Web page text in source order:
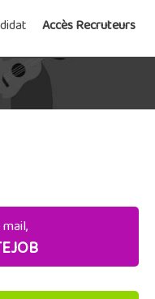
Accès Recruteurs